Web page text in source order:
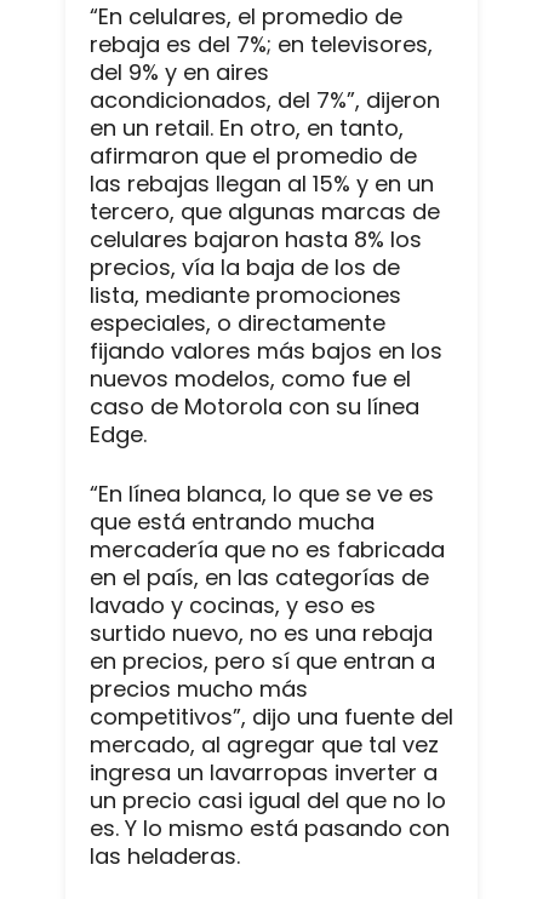
“En celulares, el promedio de
rebaja es del 7%; en televisores,
del 9% y en aires
acondicionados, del 7%”, dijeron
en un retail. En otro, en tanto,
afirmaron que el promedio de
las rebajas llegan al 15% y en un
tercero, que algunas marcas de
celulares bajaron hasta 8% los
precios, vía la baja de los de
lista, mediante promociones
especiales, o directamente
fijando valores más bajos en los
nuevos modelos, como fue el
caso de Motorola con su línea
Edge.
“En línea blanca, lo que se ve es
que está entrando mucha
mercadería que no es fabricada
en el país, en las categorías de
lavado y cocinas, y eso es
surtido nuevo, no es una rebaja
en precios, pero sí que entran a
precios mucho más
competitivos”, dijo una fuente del
mercado, al agregar que tal vez
ingresa un lavarropas inverter a
un precio casi igual del que no lo
es. Y lo mismo está pasando con
las heladeras.